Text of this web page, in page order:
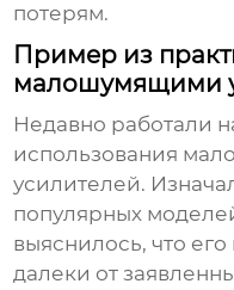
потерям.
Пример из
малошумящими
Недавно работали
использования
усилителей.
популярных
выяснилось, что
далеки от